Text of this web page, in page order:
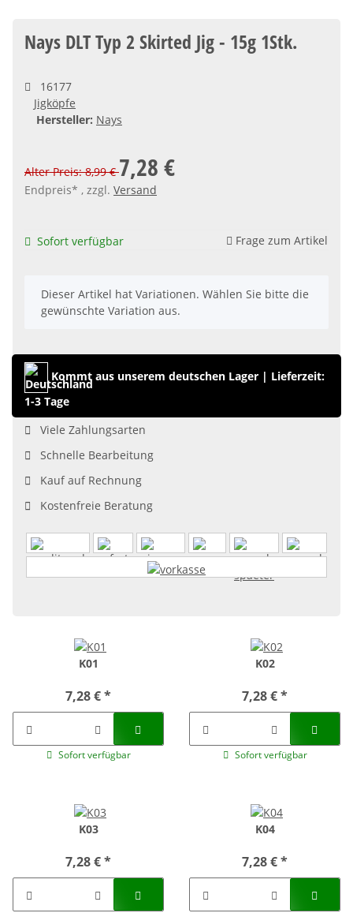
Nays DLT Typ 2 Skirted Jig - 15g 1Stk.
16177
Jigköpfe
Hersteller: Nays
Alter Preis: 8,99 €7,28 €
Endpreis* , zzgl. Versand
Sofort verfügbar Frage zum Artikel
x
Dieser Artikel hat Variationen. Wählen Sie bitte die
gewünschte Variation aus.
Kommt aus unserem deutschen Lager | Lieferzeit:
1-3 Tage
Viele Zahlungsarten
Schnelle Bearbeitung
Kauf auf Rechnung
Kostenfreie Beratung
K01
7,28 €*
Sofort verfügbar
K02
7,28 €*
Sofort verfügbar
K03
7,28 €*
K04
7,28 €*